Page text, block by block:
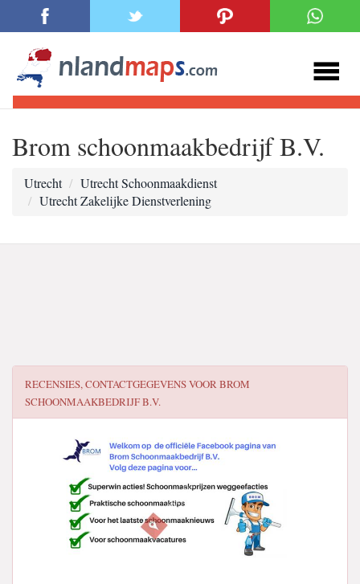
Brom schoonmaakbedrijf B.V.
Utrecht
Utrecht Schoonmaakdienst
Utrecht Zakelijke Dienstverlening
RECENSIES, CONTACTGEGEVENS VOORBROM
SCHOONMAAKBEDRIJF B.V.